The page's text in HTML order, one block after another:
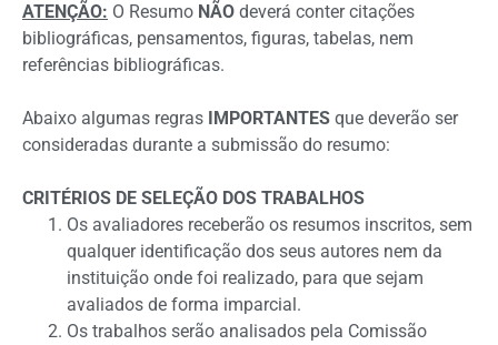
ATENÇÃO: O Resumo NÃO deverá conter citações
bibliográficas, pensamentos, figuras, tabelas, nem
referências bibliográficas.
Abaixo algumas regras IMPORTANTES que deverão ser
consideradas durante a submissão do resumo:
CRITÉRIOS DE SELEÇÃO DOS TRABALHOS
Os avaliadores receberão os resumos inscritos, sem
qualquer identificação dos seus autores nem da
instituição onde foi realizado, para que sejam
avaliados de forma imparcial.
Os trabalhos serão analisados pela Comissão